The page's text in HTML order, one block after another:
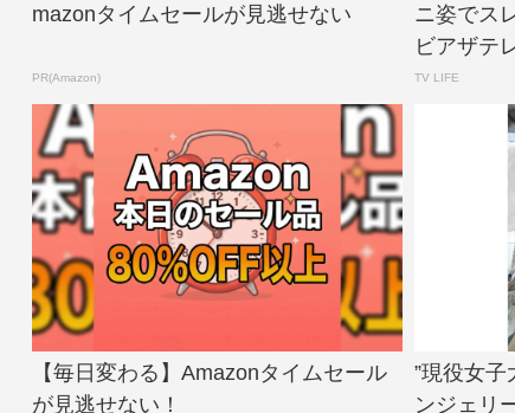
mazonタイムセールが見逃せない
PR(Amazon)
ニ姿でス
ビアザテ
TV LIFE
【毎日変わる】Amazonタイムセール
が見逃せない！
”現役女子
ンジェリ